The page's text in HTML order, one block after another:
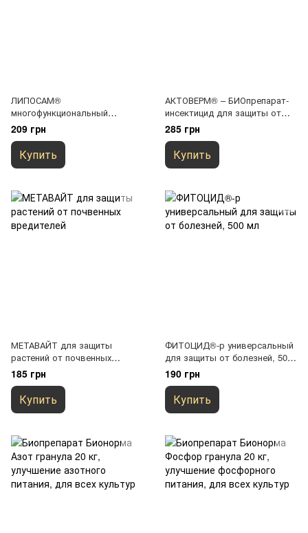
ЛИПОСАМ®
многофункциональный
биоприлипыватель,
влагодержатель, 0,5л
209 грн
Купить
АКТОВЕРМ® – БИОпрепарат-
инсектицид для защиты от
вредителей, 500мл
285 грн
Купить
МЕТАВАЙТ для защиты
растений от почвенных
вредителей
185 грн
Купить
ФИТОЦИД®-р универсальный
для защиты от болезней, 500
мл
190 грн
Купить